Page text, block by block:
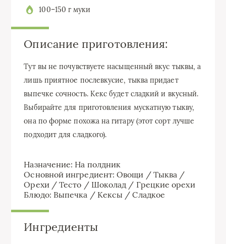
100–150 г муки
Описание приготовления:
Тут вы не почувствуете насыщенный вкус тыквы, а
лишь приятное послевкусие, тыква придает
выпечке сочность. Кекс будет сладкий и вкусный.
Выбирайте для приготовления мускатную тыкву,
она по форме похожа на гитару (этот сорт лучше
подходит для сладкого).
Назначение: На полдник
Основной ингредиент: Овощи /Тыква /
Орехи /Тесто /Шоколад / Грецкие орехи
Блюдо: Выпечка /Кексы / Сладкое
Ингредиенты